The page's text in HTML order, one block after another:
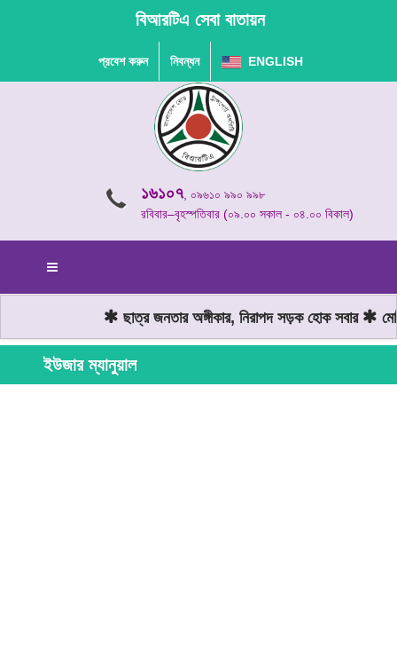
বিআরটিএ সেবা বাতায়ন
প্রবেশ করুন নিবন্ধন ENGLISH
১৬১০৭, ০৯৬১০ ৯৯০ ৯৯৮
রবিবার–বৃহস্পতিবার (০৯.০০ সকাল - ০৪.০০ বিকাল)
ছাত্র জনতার অঙ্গীকার, নিরাপদ সড়ক হোক সবার
ইউজার ম্যানুয়াল